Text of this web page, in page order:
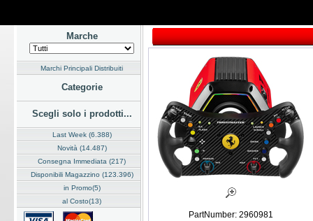
Marche
Marchi Principali Distribuiti
Categorie
Scegli solo i prodotti...
Last Week (6.388)
Novità (14.487)
Consegna Immediata (217)
Disponibili Magazzino (123.396)
in Promo(5)
al Costo(13)
PartNumber: 2960981